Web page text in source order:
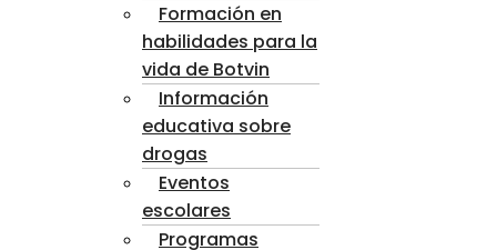
Formación en
habilidades para la
vida de Botvin
Información
educativa sobre
drogas
Eventos
escolares
Programas